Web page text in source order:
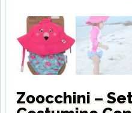
Zoocchini –